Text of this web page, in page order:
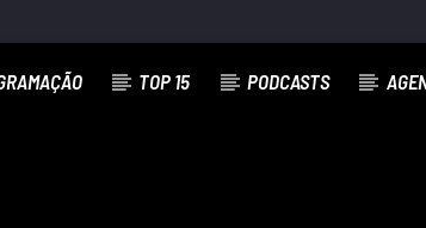
TOP 15 PODCASTS